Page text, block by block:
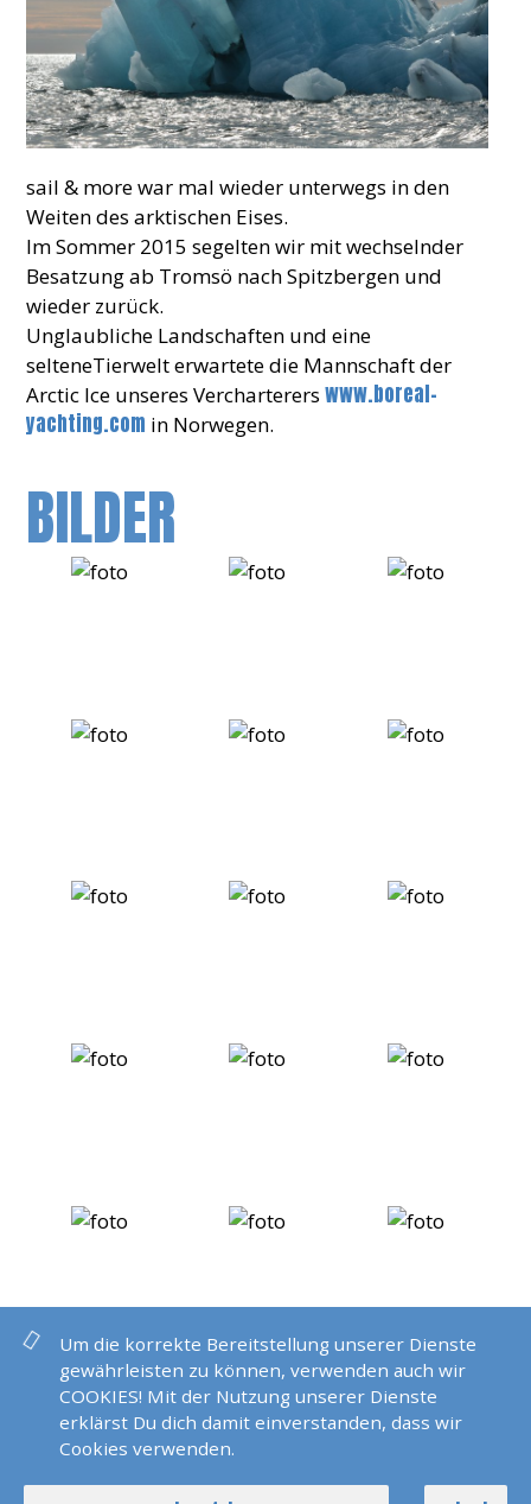
sail & more war mal wieder unterwegs in den
Weiten des arktischen Eises.
Im Sommer 2015 segelten wir mit wechselnder
Besatzung ab Tromsö nach Spitzbergen und
wieder zurück.
Unglaubliche Landschaften und eine
selteneTierwelt erwartete die Mannschaft der
Arctic Ice unseres Verchartererswww.boreal-
yachting.com in Norwegen.
BILDER
Um die korrekte Bereitstellung unserer Dienste
gewährleisten zu können, verwenden auch wir
COOKIES! Mit der Nutzung unserer Dienste
erklärst Du dich damit einverstanden, dass wir
Cookies verwenden.